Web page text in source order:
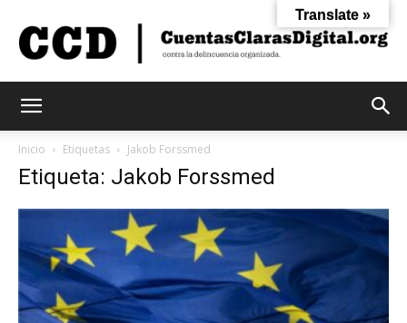
Digital
Inicio Etiquetas Jakob Forssmed
Etiqueta: Jakob Forssmed
Translate »